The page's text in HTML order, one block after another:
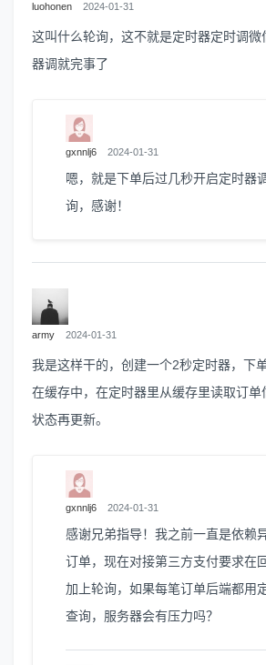
luohonen 2024-01-31
这叫什么轮询，这不就是定时器定时调
器调就完事了
gxnnlj6 2024-01-31
嗯，就是下单后过几秒开启定时器
询，感谢！
army 2024-01-31
我是这样干的，创建一个2秒定时器，下
在缓存中，在定时器里从缓存里读取订
状态再更新。
gxnnlj6 2024-01-31
感谢兄弟指导！我之前一直是依赖
订单，现在对接第三方支付要求在
加上轮询，如果每笔订单后端都用
查询，服务器会有压力吗？